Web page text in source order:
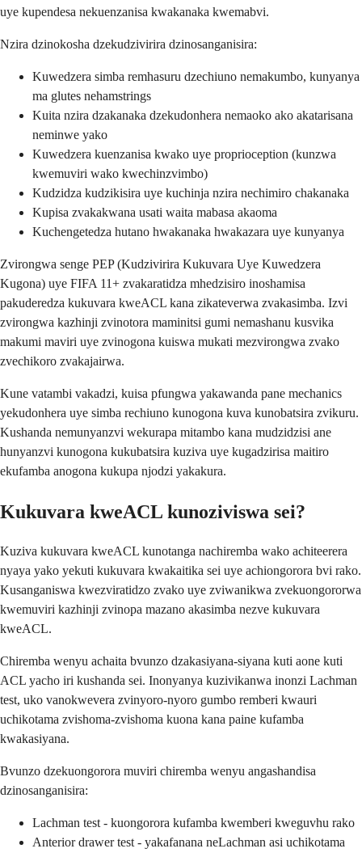
uye kupendesa nekuenzanisa kwakanaka kwemabvi.
Nzira dzinokosha dzekudzivirira dzinosanganisira:
Kuwedzera simba remhasuru dzechiuno nemakumbo, kunyanya
ma glutes nehamstrings
Kuita nzira dzakanaka dzekudonhera nemaoko ako akatarisana
neminwe yako
Kuwedzera kuenzanisa kwako uye proprioception (kunzwa
kwemuviri wako kwechinzvimbo)
Kudzidza kudzikisira uye kuchinja nzira nechimiro chakanaka
Kupisa zvakakwana usati waita mabasa akaoma
Kuchengetedza hutano hwakanaka hwakazara uye kunyanya
Zvirongwa senge PEP (Kudzivirira Kukuvara Uye Kuwedzera
Kugona) uye FIFA 11+ zvakaratidza mhedzisiro inoshamisa
pakuderedza kukuvara kweACL kana zikateverwa zvakasimba. Izvi
zvirongwa kazhinji zvinotora maminitsi gumi nemashanu kusvika
makumi maviri uye zvinogona kuiswa mukati mezvirongwa zvako
zvechikoro zvakajairwa.
Kune vatambi vakadzi, kuisa pfungwa yakawanda pane mechanics
yekudonhera uye simba rechiuno kunogona kuva kunobatsira zvikuru.
Kushanda nemunyanzvi wekurapa mitambo kana mudzidzisi ane
hunyanzvi kunogona kukubatsira kuziva uye kugadzirisa maitiro
ekufamba anogona kukupa njodzi yakakura.
Kukuvara kweACL kunoziviswa sei?
Kuziva kukuvara kweACL kunotanga nachiremba wako achiteerera
nyaya yako yekuti kukuvara kwakaitika sei uye achiongorora bvi rako.
Kusanganiswa kwezviratidzo zvako uye zviwanikwa zvekuongororwa
kwemuviri kazhinji zvinopa mazano akasimba nezve kukuvara
kweACL.
Chiremba wenyu achaita bvunzo dzakasiyana-siyana kuti aone kuti
ACL yacho iri kushanda sei. Inonyanya kuzivikanwa inonzi Lachman
test, uko vanokwevera zvinyoro-nyoro gumbo remberi kwauri
uchikotama zvishoma-zvishoma kuona kana paine kufamba
kwakasiyana.
Bvunzo dzekuongorora muviri chiremba wenyu angashandisa
dzinosanganisira:
Lachman test - kuongorora kufamba kwemberi kweguvhu rako
Anterior drawer test - yakafanana neLachman asi uchikotama